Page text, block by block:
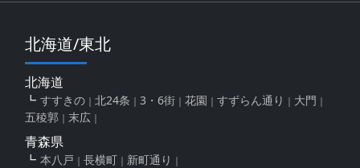
北海道/東北
北海道
すすきの 北24条 3・6街 花園 すずらん通り
大門
五稜郭
末広
青森県
本八戸 長横町 新町通り